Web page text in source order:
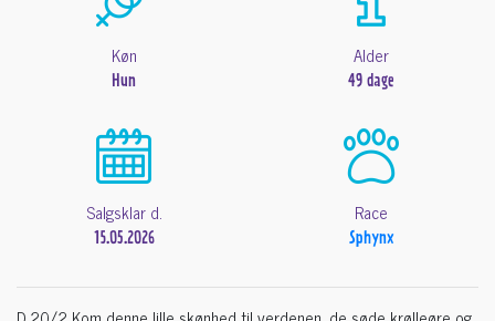
Køn
Hun
Alder
49 dage
Salgsklar d.
15.05.2026
Race
Sphynx